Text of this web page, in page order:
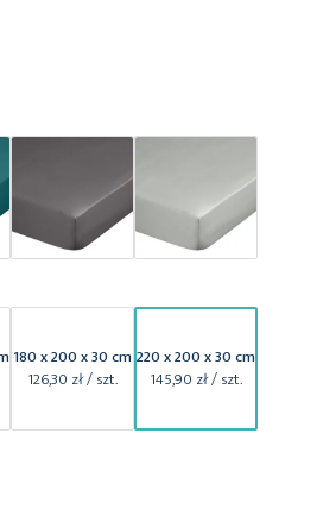
180 x 200 x 30 cm
126,30 zł/ szt.
220 x 200 x 30 cm
145,90 zł/ szt.